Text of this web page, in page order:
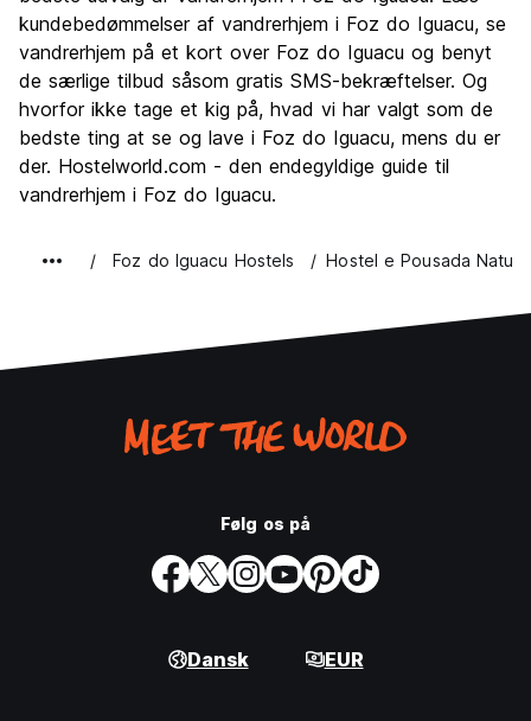
Fester
6.3
Værdi for pengene
8.4
kundebedømmelser af vandrerhjem i Foz do Iguacu, se
vandrerhjem på et kort over Foz do Iguacu og benyt
de særlige tilbud såsom gratis SMS-bekræftelser. Og
hvorfor ikke tage et kig på, hvad vi har valgt som de
bedste ting at se og lave i Foz do Iguacu, mens du er
der. Hostelworld.com - den endegyldige guide til
vandrerhjem i Foz do Iguacu.
Foz do Iguacu Hostels Hostel e Pousada
Følg os på
Dansk EUR